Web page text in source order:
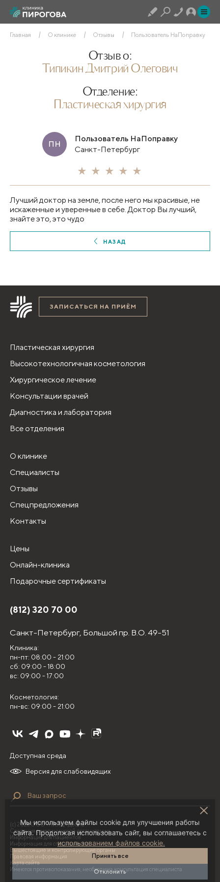
Главная О клинике Отзывы Пользователь НаПоправку
Отзыв о:
Типикин Дмитрий Олегович
Отделение:
Пластическая хирургия
ПН
Пользователь НаПоправку
Санкт-Петербург
Лучший доктор на земле, после него мы красивые, не
искаженные и уверенные в себе. Доктор Вы лучший,
знайте это, это чудо
НАЗАД
ЗАПИСАТЬСЯ НА ПРИЁМ
Пластическая хирургия
Высокотехнологичная косметология
Хирургическое лечение
Консультации врачей
Диагностика и лаборатория
Все отделения
О клинике
Специалисты
Отзывы
Спецпредложения
Контакты
Цены
Онлайн-клиника
Подарочные сертификаты
(812) 320 70 00
Санкт-Петербург, Большой пр. В.О. 49-51
Клиника:
пн-пт: 08:00 - 21:00
сб: 09:00 - 18:00
вс: 09:00 - 17:00
Косметология:
пн-вс: 09:00 - 21:00
Версия для слабовидящих
Доступная среда
(с) 2026 ООО "НИЛЦ "Деома"
Сведения о медицинской организации
Информация для пациентов
Информация для специалистов
Вышестоящие и контролирующие органы
Правовая информация
Карта сайта
Имеются противопоказания, необходима консультация специалиста
Мы используем файлы cookie для улучшения работы
сайта. Продолжая использовать сайт, вы соглашаетесь с
использованием файлов cookie.
Принять все
Отклонить